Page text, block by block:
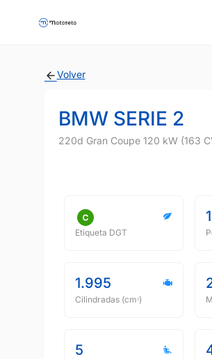
Volver
BMW SERIE 2
220d Gran Coupe 120 kW (163
Etiqueta DGT
1.995
Cilindradas (cmᵌ)
5